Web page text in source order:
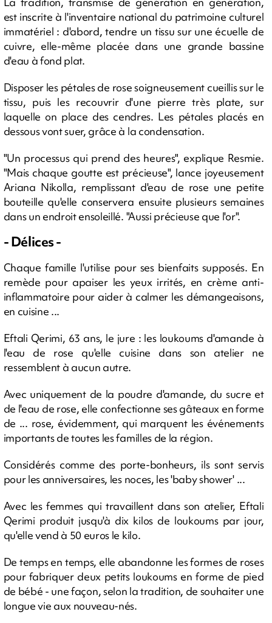
est inscrite à l'inventaire national du patrimoine culturel
immatériel : d'abord, tendre un tissu sur une écuelle de
cuivre, elle-même placée dans une grande bassine
d'eau à fond plat.
Disposer les pétales de rose soigneusement cueillis sur le
tissu, puis les recouvrir d'une pierre très plate, sur
laquelle on place des cendres. Les pétales placés en
dessous vont suer, grâce à la condensation.
"Un processus qui prend des heures", explique Resmie.
"Mais chaque goutte est précieuse", lance joyeusement
Ariana Nikolla, remplissant d'eau de rose une petite
bouteille qu'elle conservera ensuite plusieurs semaines
dans un endroit ensoleillé. "Aussi précieuse que l'or".
- Délices -
Chaque famille l'utilise pour ses bienfaits supposés. En
remède pour apaiser les yeux irrités, en crème anti-
inflammatoire pour aider à calmer les démangeaisons,
en cuisine ...
Eftali Qerimi, 63 ans, le jure : les loukoums d'amande à
l'eau de rose qu'elle cuisine dans son atelier ne
ressemblent à aucun autre.
Avec uniquement de la poudre d'amande, du sucre et
de l'eau de rose, elle confectionne ses gâteaux en forme
de ... rose, évidemment, qui marquent les événements
importants de toutes les familles de la région.
Considérés comme des porte-bonheurs, ils sont servis
pour les anniversaires, les noces, les 'baby shower' ...
Avec les femmes qui travaillent dans son atelier, Eftali
Qerimi produit jusqu'à dix kilos de loukoums par jour,
qu'elle vend à 50 euros le kilo.
De temps en temps, elle abandonne les formes de roses
pour fabriquer deux petits loukoums en forme de pied
de bébé - une façon, selon la tradition, de souhaiter une
longue vie aux nouveau-nés.